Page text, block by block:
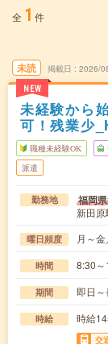
全 1 件
未読
NEW
掲載日 2026/
未経験から
可！残業少
職種未経験OK
派遣
勤務地 福岡
新田
曜日頻度 月～
時間 8:30
期間 即日
時給 時給
交